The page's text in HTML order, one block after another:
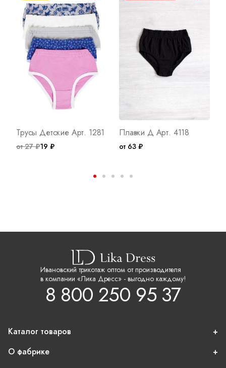
Трусы Детские Арт. 1281
от 27 ₽19 ₽
Плавки Д Арт. 4118
от 63 ₽
Ивановский трикотаж оптом от производителя
в компании «Лика Дресс» - выгодно каждому!
8 800 250 95 37
Каталог товаров
О фабрике